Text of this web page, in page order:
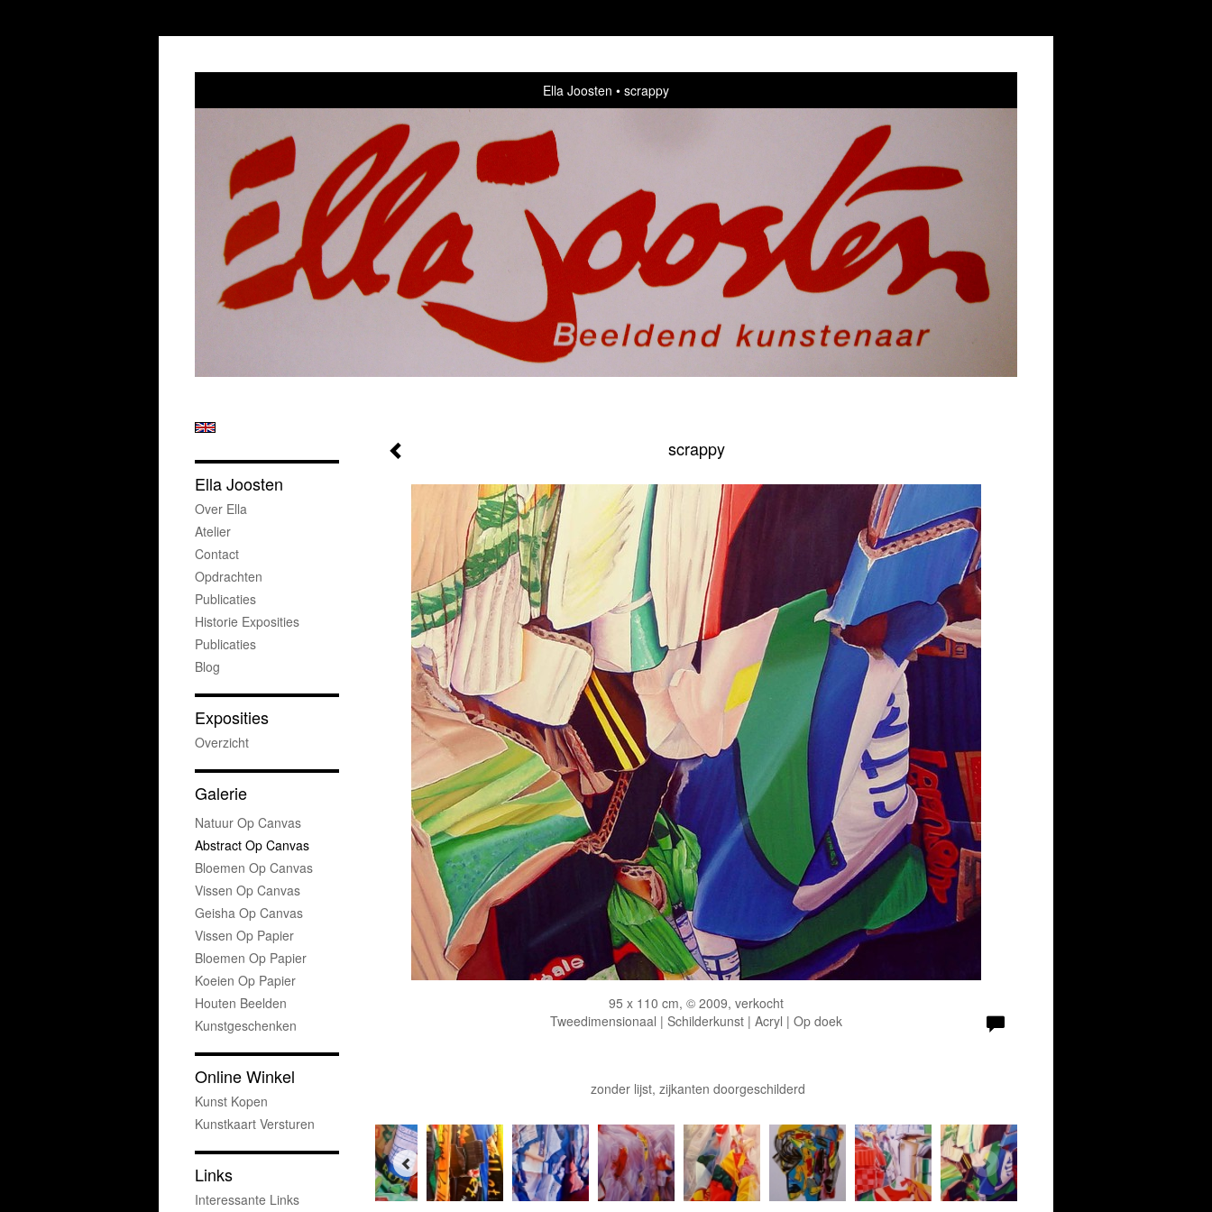
Ella Joosten scrappy
scrappy
95 x 110 cm, © 2009, verkocht
Tweedimensionaal | Schilderkunst | Acryl | Op doek
zonder lijst, zijkanten doorgeschilderd
Ella Joosten
Over Ella
Atelier
Contact
Opdrachten
Publicaties
Historie Exposities
Publicaties
Blog
Exposities
Overzicht
Galerie
Natuur Op Canvas
Abstract Op Canvas
Bloemen Op Canvas
Vissen Op Canvas
Geisha Op Canvas
Vissen Op Papier
Bloemen Op Papier
Koeien Op Papier
Houten Beelden
Kunstgeschenken
Online Winkel
Kunst Kopen
Kunstkaart Versturen
Links
Interessante Links